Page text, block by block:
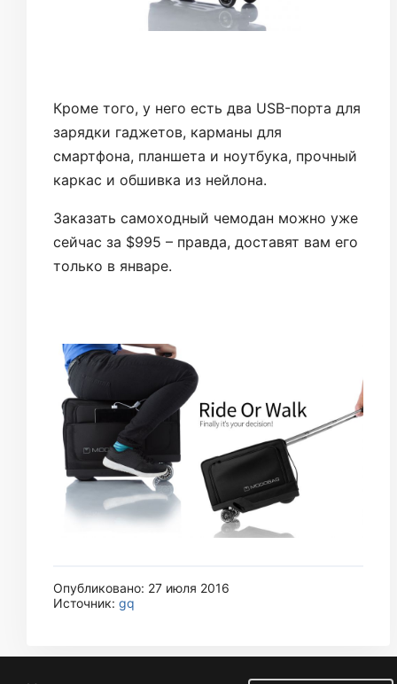
Кроме того, у него есть два USB-порта для
зарядки гаджетов, карманы для
смартфона, планшета и ноутбука, прочный
каркас и обшивка из нейлона.
Заказать самоходный чемодан можно уже
сейчас за $995 – правда, доставят вам его
только в январе.
Опубликовано: 27 июля 2016
Источник: gq